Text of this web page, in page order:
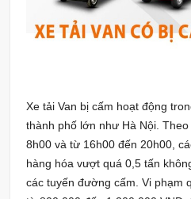
Xe tải Van bị cấm hoạt động
thành phố lớn như Hà Nội.
8h00 và từ 16h00 đến 20h00,
hàng hóa vượt quá 0,5 tấn
các tuyến đường cấm. Vi phạm